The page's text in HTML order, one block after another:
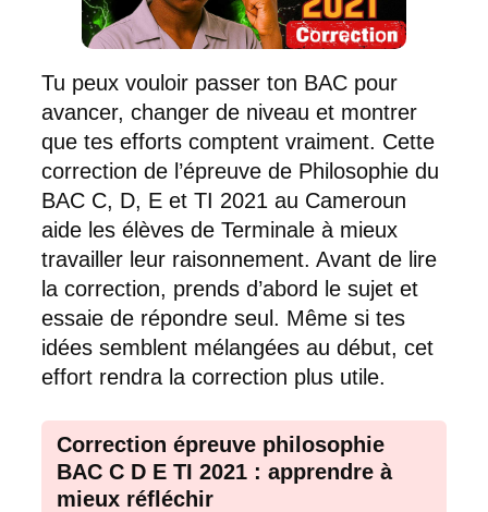
Tu peux vouloir passer ton BAC pour
avancer, changer de niveau et montrer
que tes efforts comptent vraiment. Cette
correction de l’épreuve de Philosophie du
BAC C, D, E et TI 2021 au Cameroun
aide les élèves de Terminale à mieux
travailler leur raisonnement. Avant de lire
la correction, prends d’abord le sujet et
essaie de répondre seul. Même si tes
idées semblent mélangées au début, cet
effort rendra la correction plus utile.
Correction épreuve philosophie
BAC C D E TI 2021 : apprendre à
mieux réfléchir